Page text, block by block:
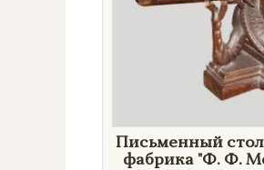
Письменный
фабрика "Ф. Ф.